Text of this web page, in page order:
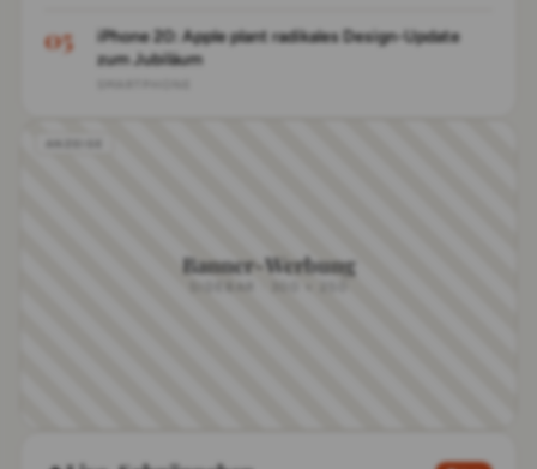
iPhone 20: Apple plant radikales Design-Update
zum Jubiläum
Banner-Werbung